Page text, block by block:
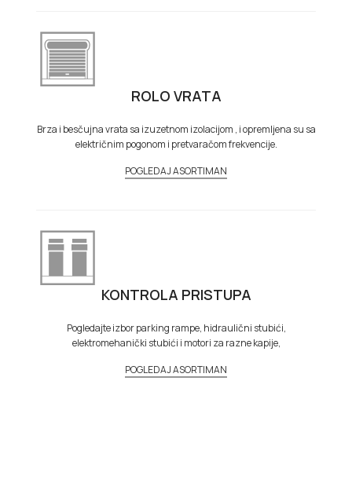
ROLO VRATA
Brza i besčujna vrata sa izuzetnom izolacijom , i opremljena su sa
električnim pogonom i pretvaračom frekvencije.
POGLEDAJ ASORTIMAN
KONTROLA PRISTUPA
Pogledajte izbor parking rampe, hidraulični stubići,
elektromehanički stubići i motori za razne kapije,
POGLEDAJ ASORTIMAN